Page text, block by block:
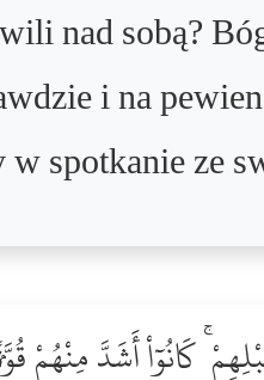
nad sobą?
i na
spotkanie ze
كَانُوٓاْ أَشَدَّ مِنْهُمْ